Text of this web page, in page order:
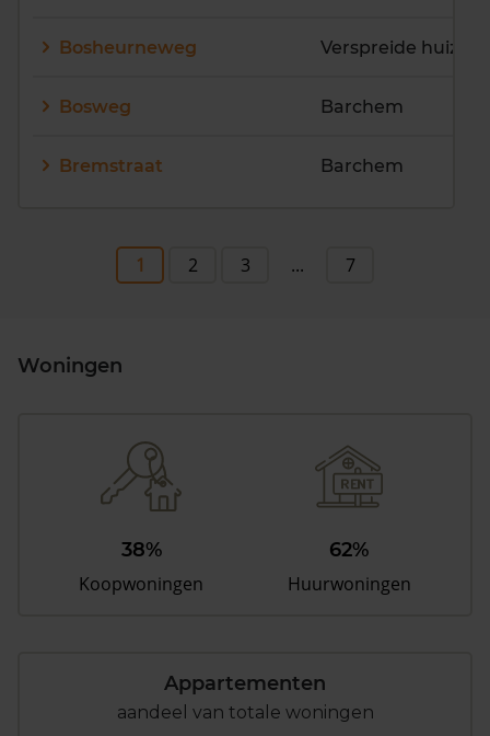
Bosheurneweg
Bosweg Barchem
Bremstraat Barchem
1 2 3 ... 7
Woningen
38%
Koopwoningen
62%
Huurwoningen
Appartementen
aandeel van totale woningen